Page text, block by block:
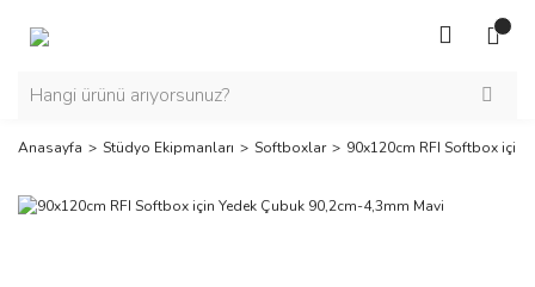
Anasayfa Stüdyo Ekipmanları Softboxlar 90x120cm RFI Softbox için